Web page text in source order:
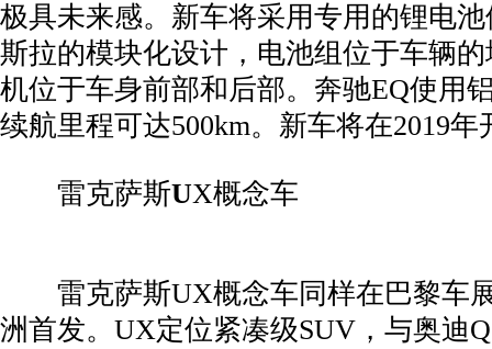
极具未来感。新车将采用专用的锂电
斯拉的模块化设计，电池组位于车辆
机位于车身前部和后部。奔驰EQ使用
续航里程可达500km。新车将在2019年
­ 雷克萨斯UX概念车
雷克萨斯UX概念车同样在巴黎车
洲首发。UX定位紧凑级SUV，与奥迪